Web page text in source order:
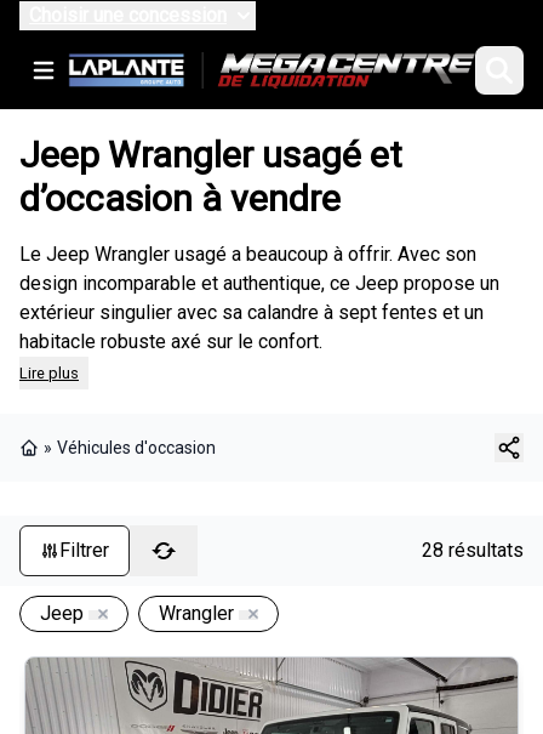
Jeep Wrangler usagé et
d’occasion à vendre
Le Jeep Wrangler usagé a beaucoup à offrir. Avec son
design incomparable et authentique, ce Jeep propose un
extérieur singulier avec sa calandre à sept fentes et un
habitacle robuste axé sur le confort.
Lire plus
» Véhicules d'occasion
Filtrer 28 résultats
Jeep Wrangler